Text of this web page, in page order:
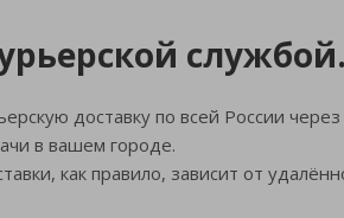
службой.
доставку по всей России
в вашем городе.
как правило, зависит от